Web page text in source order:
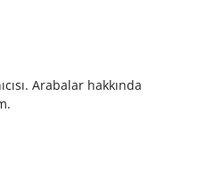
Arabalar hakkında